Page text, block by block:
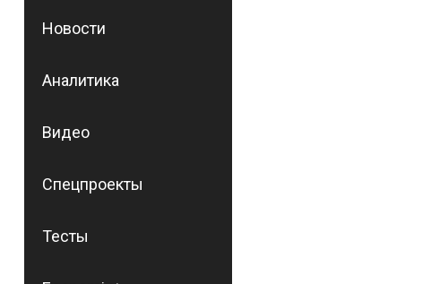
Новости
Аналитика
Видео
Спецпроекты
Тесты